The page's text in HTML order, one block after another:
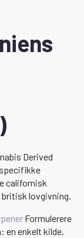
Derived
californisk
lovgivning.
Formulerere
en enkelt kilde,